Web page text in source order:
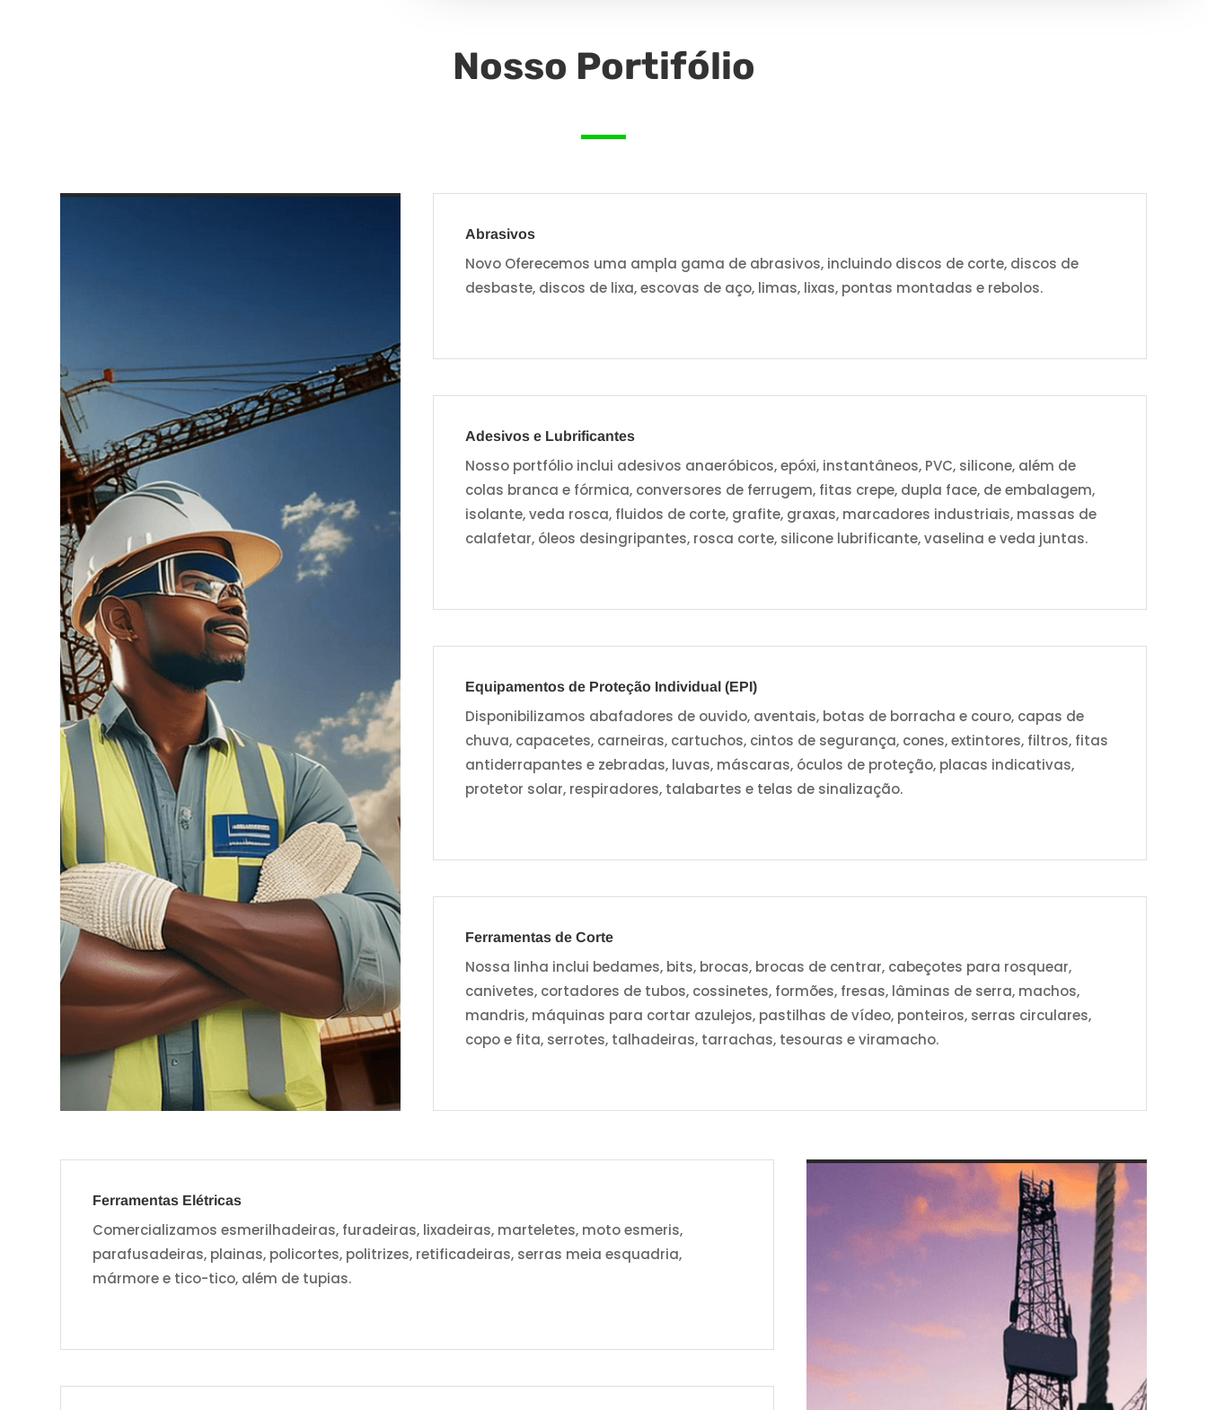
Nosso Portifólio
Abrasivos
Novo Oferecemos uma ampla gama de abrasivos, incluindo discos de corte, discos de
desbaste, discos de lixa, escovas de aço, limas, lixas, pontas montadas e rebolos.
Adesivos e Lubrificantes
Nosso portfólio inclui adesivos anaeróbicos, epóxi, instantâneos, PVC, silicone, além de
colas branca e fórmica, conversores de ferrugem, fitas crepe, dupla face, de embalagem,
isolante, veda rosca, fluidos de corte, grafite, graxas, marcadores industriais, massas de
calafetar, óleos desingripantes, rosca corte, silicone lubrificante, vaselina e veda juntas.
Equipamentos de Proteção Individual (EPI)
Disponibilizamos abafadores de ouvido, aventais, botas de borracha e couro, capas de
chuva, capacetes, carneiras, cartuchos, cintos de segurança, cones, extintores, filtros, fitas
antiderrapantes e zebradas, luvas, máscaras, óculos de proteção, placas indicativas,
protetor solar, respiradores, talabartes e telas de sinalização.
Ferramentas de Corte
Nossa linha inclui bedames, bits, brocas, brocas de centrar, cabeçotes para rosquear,
canivetes, cortadores de tubos, cossinetes, formões, fresas, lâminas de serra, machos,
mandris, máquinas para cortar azulejos, pastilhas de vídeo, ponteiros, serras circulares,
copo e fita, serrotes, talhadeiras, tarrachas, tesouras e viramacho.
Ferramentas Elétricas
Comercializamos esmerilhadeiras, furadeiras, lixadeiras, marteletes, moto esmeris,
parafusadeiras, plainas, policortes, politrizes, retificadeiras, serras meia esquadria,
mármore e tico-tico, além de tupias.